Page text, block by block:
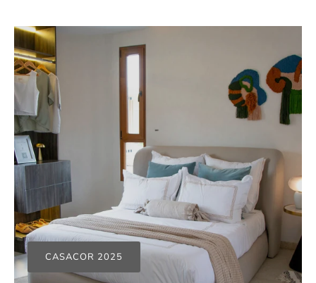
CASACOR 2025